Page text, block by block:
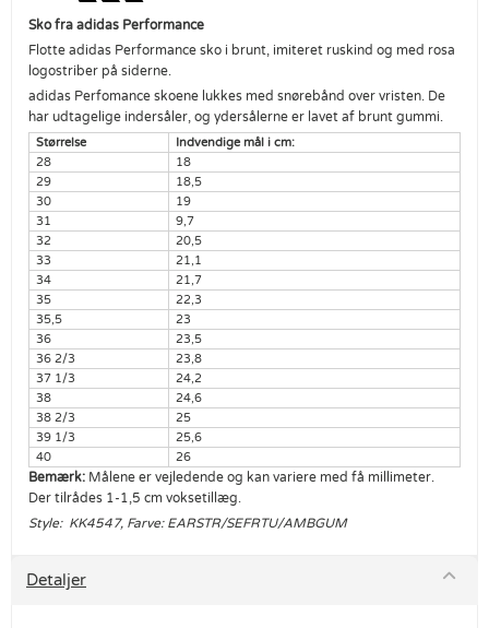
Sko fra adidas Performance
Flotte adidas Performance sko i brunt, imiteret ruskind og med rosa
logostriber på siderne.
adidas Perfomance skoene lukkes med snørebånd over vristen. De
har udtagelige indersåler, og ydersålerne er lavet af brunt gummi.
Størrelse
Indvendige mål i cm:
28
18
29
18,5
30
19
31
9,7
32
20,5
33
21,1
34
21,7
35
22,3
35,5
23
36
23,5
36 2/3
23,8
37 1/3
24,2
38
24,6
38 2/3
25
39 1/3
25,6
40
26
Bemærk: Målene er vejledende og kan variere med få millimeter.
Der tilrådes 1-1,5 cm voksetillæg.
Style: KK4547, Farve: EARSTR/SEFRTU/AMBGUM
Detaljer